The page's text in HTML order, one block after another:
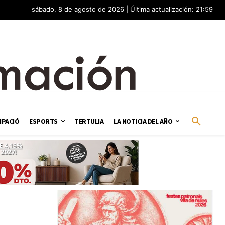
sábado, 8 de agosto de 2026 | Última actualización: 21:59
ESPORTS TERTULIA LA NOTICIA DEL AÑO